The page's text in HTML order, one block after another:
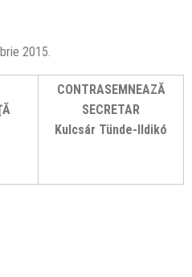
2015.
CONTRASEMNEAZĂ
SECRETAR
Kulcsár Tünde-Ildikó